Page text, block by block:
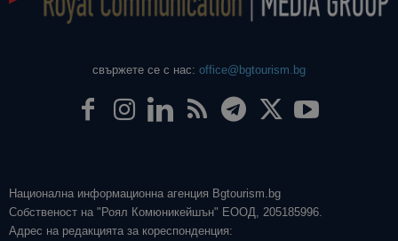
свържете се с нас: office@bgtourism.bg
Национална информационна агенция Bgtourism.bg
Собственост на "Роял Комюникейшън" ЕООД, 205185996.
Адрес на редакцията за кореспонденция: